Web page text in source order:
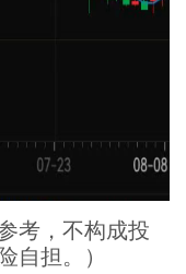
考，不构成投
自担。）